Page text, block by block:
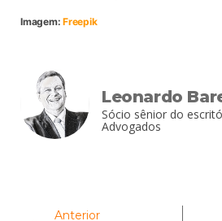
Imagem:Freepik
Leonardo
Sócio sênior do
Advogados
Anterior